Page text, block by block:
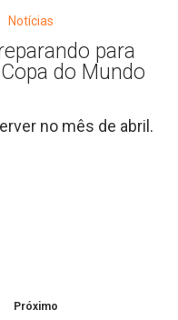
Notícias
para
do Mundo
no mês de abril.
Próximo